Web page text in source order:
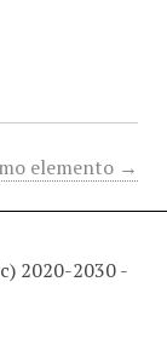
elemento →
2020-2030 -